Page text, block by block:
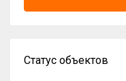
Статус объектов